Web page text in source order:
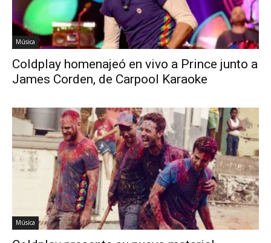
Música
Coldplay homenajeó en vivo a Prince junto a
James Corden, de Carpool Karaoke
Música